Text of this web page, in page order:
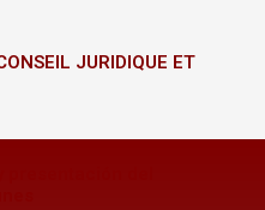
JURIDIQUE ET